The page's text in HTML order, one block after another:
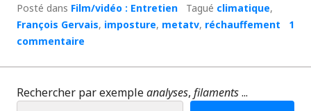
Posté dans Film/vidéo : Entretien Tagué climatique,
François Gervais, imposture, metatv, réchauffement
1
commentaire
Rechercher par exempleanalyses, filaments...